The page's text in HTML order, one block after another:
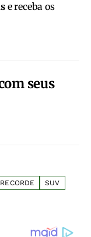
e receba os
seus
RECORDE
SUV